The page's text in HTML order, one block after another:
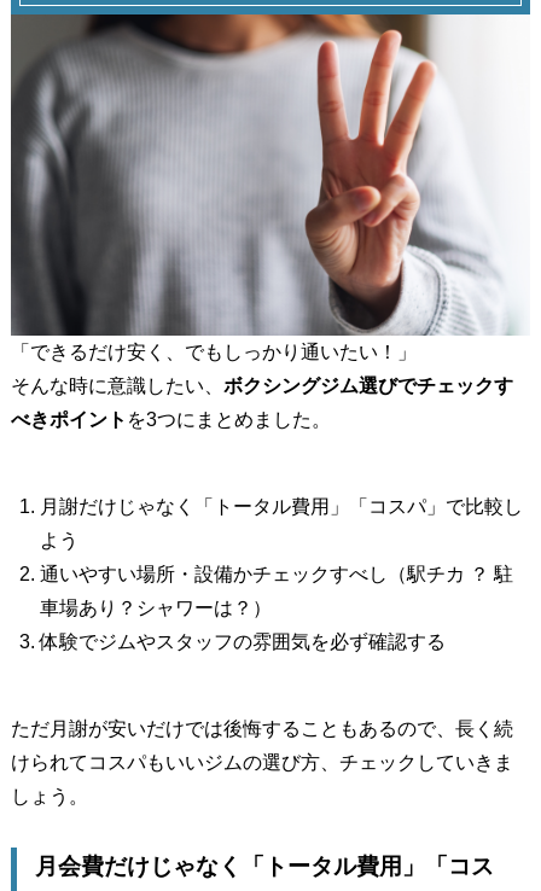
「できるだけ安く、でもしっかり通いたい！」
そんな時に意識したい、 ボクシングジム選びでチェックす
べきポイント を3つにまとめました。
月謝だけじゃなく「トータル費用」「コスパ」で比較し
よう
通いやすい場所・設備かチェックすべし（駅チカ ？ 駐
車場あり？シャワーは？）
体験でジムやスタッフの雰囲気を必ず確認する
ただ月謝が安いだけでは後悔することもあるので、長く続
けられてコスパもいいジムの選び方、チェックしていきま
しょう。
月会費だけじゃなく「トータル費用」「コス